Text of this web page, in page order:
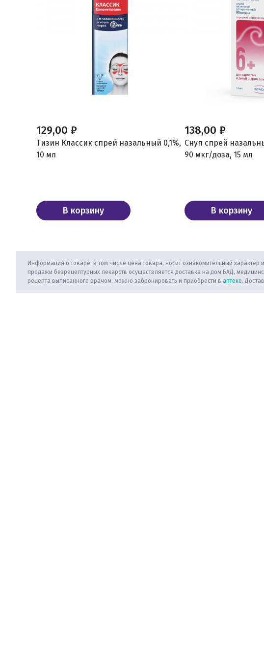
129,00 ₽
Тизин Классик спрей назальный 0,1%,
10 мл
В корзину
138,00 ₽
Снуп спрей
90 мкг/доза, 15 мл
В корзину
Информация о товаре, в том числе цена товара, носит ознакомительный характер
продажи безрецептурных лекарств осуществляется доставка на дом БАД,
рецепта выписанного врачом, можно забронировать и приобрести в аптеке.